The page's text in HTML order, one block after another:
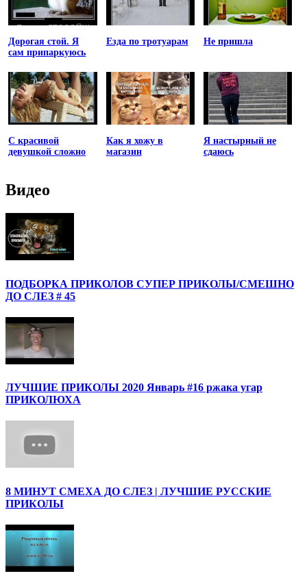
Дорогая стой. Я
сам припаркуюсь
Езда по тротуарам Не пришла
С красивой
девушкой сложно
Как я хожу в
магазин
Я настырный не
сдаюсь
Видео
ПОДБОРКА ПРИКОЛОВ СУПЕР ПРИКОЛЫ/СМЕШНО
ДО СЛЕЗ # 45
ЛУЧШИЕ ПРИКОЛЫ 2020 Январь #16 ржака угар
ПРИКОЛЮХА
8 МИНУТ СМЕХА ДО СЛЕЗ | ЛУЧШИЕ РУССКИЕ
ПРИКОЛЫ